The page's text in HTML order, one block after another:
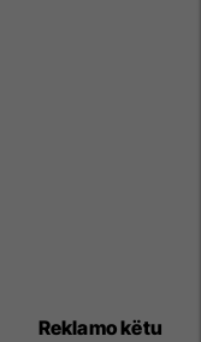
Reklamo këtu